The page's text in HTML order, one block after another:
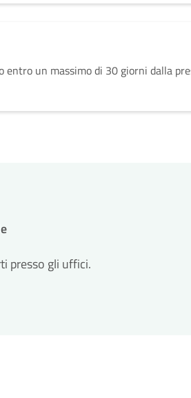
un massimo di 30 giorni dalla
presso gli uffici.